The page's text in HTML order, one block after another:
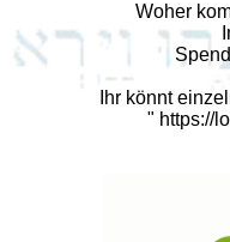
Woher
Ihr könnt
" https://